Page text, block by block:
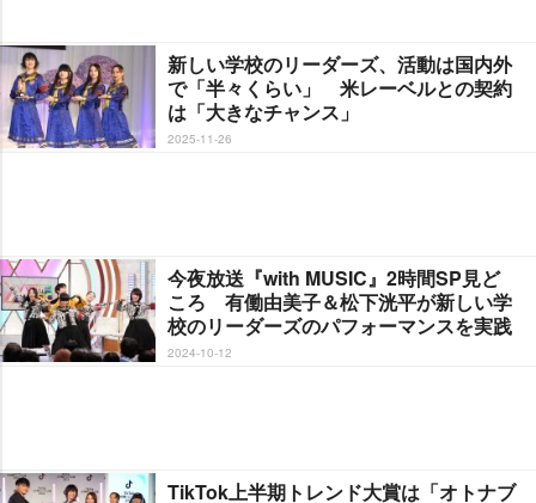
新しい学校のリーダーズ、活動は国内外
で「半々くらい」 米レーベルとの契約
は「大きなチャンス」
2025-11-26
今夜放送『with MUSIC』2時間SP見ど
ころ 有働由美子＆松下洸平が新しい学
校のリーダーズのパフォーマンスを実践
2024-10-12
TikTok上半期トレンド大賞は「オトナブ